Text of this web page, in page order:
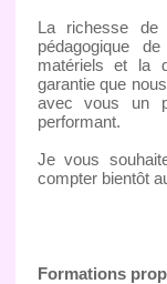
La richesse de
pédagogique
matériels et la
garantie que
avec vous un
performant.
Je vous
compter bientôt
Formations